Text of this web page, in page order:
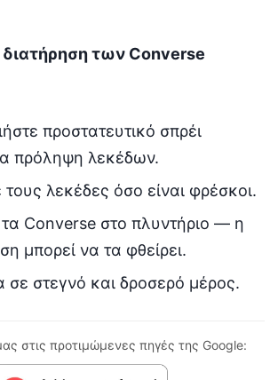
διατήρηση των Converse
προστατευτικό σπρέι
πρόληψη λεκέδων.
τους λεκέδες όσο είναι φρέσκοι.
Converse στο πλυντήριο — η
μπορεί να τα φθείρει.
σε στεγνό και δροσερό μέρος.
στις προτιμώμενες πηγές της Google: